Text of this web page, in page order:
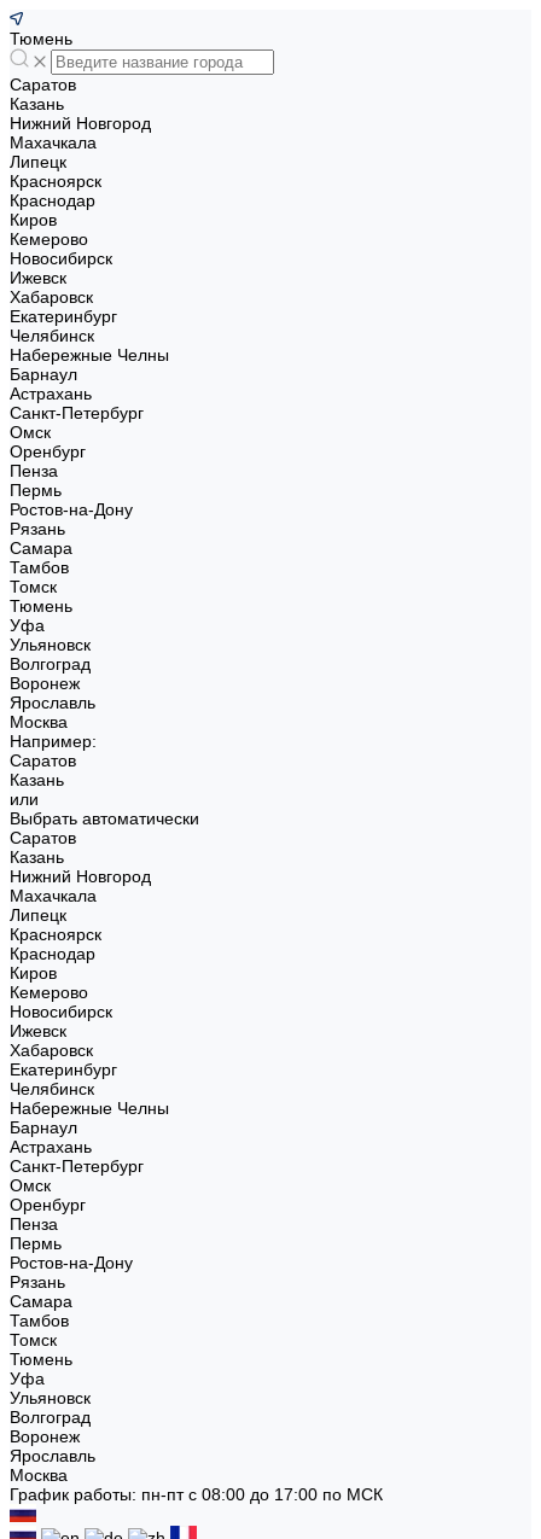
Тюмень
Саратов
Казань
Нижний Новгород
Махачкала
Липецк
Красноярск
Краснодар
Киров
Кемерово
Новосибирск
Ижевск
Хабаровск
Екатеринбург
Челябинск
Набережные Челны
Барнаул
Астрахань
Санкт-Петербург
Омск
Оренбург
Пенза
Пермь
Ростов-на-Дону
Рязань
Самара
Тамбов
Томск
Тюмень
Уфа
Ульяновск
Волгоград
Воронеж
Ярославль
Москва
Например:
Саратов
Казань
или
Выбрать автоматически
Саратов
Казань
Нижний Новгород
Махачкала
Липецк
Красноярск
Краснодар
Киров
Кемерово
Новосибирск
Ижевск
Хабаровск
Екатеринбург
Челябинск
Набережные Челны
Барнаул
Астрахань
Санкт-Петербург
Омск
Оренбург
Пенза
Пермь
Ростов-на-Дону
Рязань
Самара
Тамбов
Томск
Тюмень
Уфа
Ульяновск
Волгоград
Воронеж
Ярославль
Москва
График работы: пн-пт с 08:00 до 17:00 по МСК